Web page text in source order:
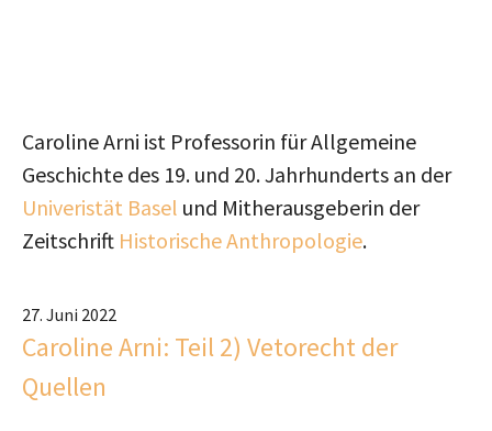
Caroline Arni ist Professorin für Allgemeine
Geschichte des 19. und 20. Jahrhunderts an der
Univeristät Basel und Mitherausgeberin der
Zeitschrift Historische Anthropologie.
27. Juni 2022
Caroline Arni: Teil 2) Vetorecht der
Quellen